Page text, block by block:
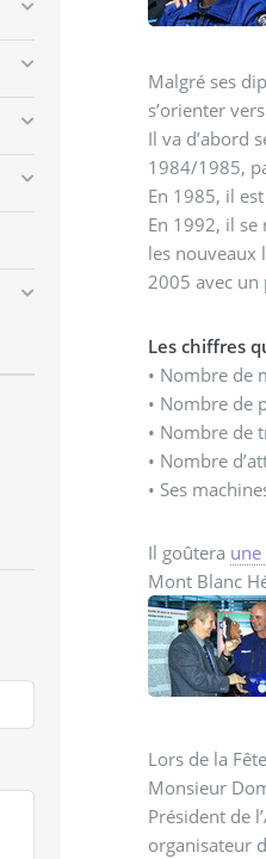
Malgré ses
s’orienter
Il va d’abord
1984/1985,
En 1985, il
En 1992, il se
les nouveaux
2005 avec un
Les chiffres
• Nombre de
• Nombre de
• Nombre de
• Nombre
• Ses
Il goûtera
Mont Blanc
Lors de la
Monsieur
Président de
organisateur